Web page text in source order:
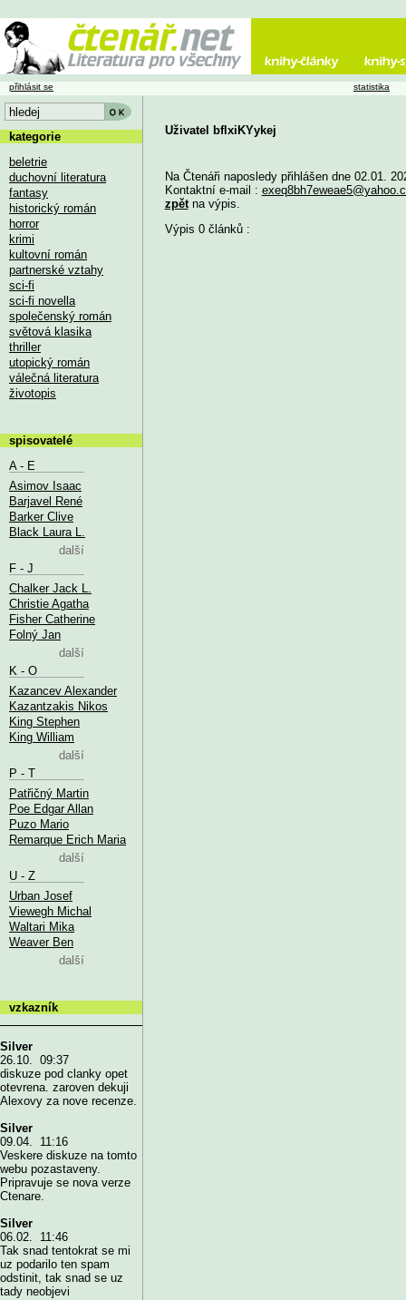
Uživatel bflxiKYykej
Na Čtenáři naposledy přihlášen dne 02.01.
Kontaktní e-mail :
zpětna výpis.
Výpis 0 článků :
přihlásit se statistika
kategorie
beletrie
duchovní literatura
fantasy
historický román
horror
krimi
kultovní román
partnerské vztahy
sci-fi
sci-fi novella
společenský román
světová klasika
thriller
utopický román
válečná literatura
životopis
spisovatelé
A - E
Asimov Isaac
Barjavel René
Barker Clive
Black Laura L.
další
F - J
Chalker Jack L.
Christie Agatha
Fisher Catherine
Folný Jan
další
K - O
Kazancev Alexander
Kazantzakis Nikos
King Stephen
King William
další
P - T
Patřičný Martin
Poe Edgar Allan
Puzo Mario
Remarque Erich Maria
další
U - Z
Urban Josef
Viewegh Michal
Waltari Mika
Weaver Ben
další
vzkazník
Silver
26.10. 09:37
diskuze pod clanky opet
otevrena. zaroven dekuji
Alexovy za nove recenze.
Silver
09.04. 11:16
Veskere diskuze na tomto
webu pozastaveny.
Pripravuje se nova verze
Ctenare.
Silver
06.02. 11:46
Tak snad tentokrat se mi
uz podarilo ten spam
odstinit, tak snad se uz
tady neobjevi